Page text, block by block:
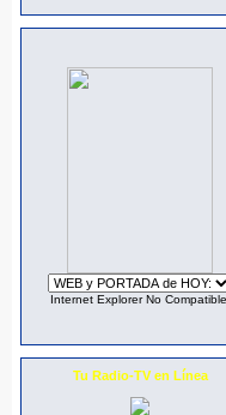
Internet Explorer No Compatible.
Tu Radio-TV en Línea